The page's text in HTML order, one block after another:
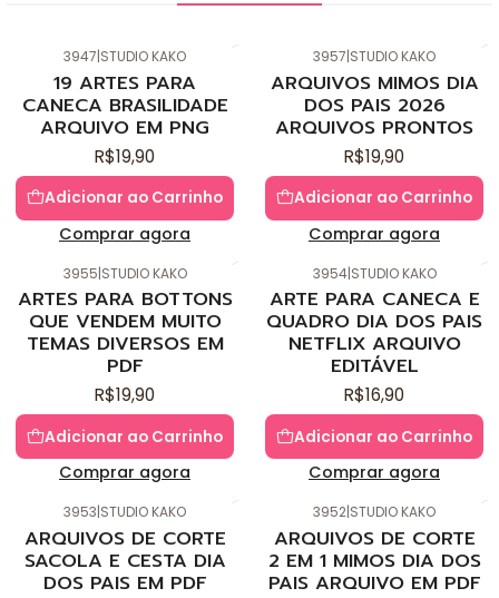
3947|STUDIO KAKO
19 ARTES PARA
CANECA BRASILIDADE
ARQUIVO EM PNG
R$19,90
Adicionar ao Carrinho
Comprar agora
3957|STUDIO KAKO
ARQUIVOS MIMOS DIA
DOS PAIS 2026
ARQUIVOS PRONTOS
R$19,90
Adicionar ao Carrinho
Comprar agora
3955|STUDIO KAKO
ARTES PARA BOTTONS
QUE VENDEM MUITO
TEMAS DIVERSOS EM
PDF
R$19,90
Adicionar ao Carrinho
Comprar agora
3954|STUDIO KAKO
ARTE PARA CANECA E
QUADRO DIA DOS PAIS
NETFLIX ARQUIVO
EDITÁVEL
R$16,90
Adicionar ao Carrinho
Comprar agora
3953|STUDIO KAKO
ARQUIVOS DE CORTE
SACOLA E CESTA DIA
DOS PAIS EM PDF
3952|STUDIO KAKO
ARQUIVOS DE CORTE
2 EM 1 MIMOS DIA DOS
PAIS ARQUIVO EM PDF